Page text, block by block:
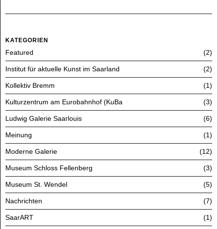
KATEGORIEN
Featured 2
Institut für aktuelle Kunst im Saarland 2
Kollektiv Bremm 1
Kulturzentrum am Eurobahnhof (KuBa 3
Ludwig Galerie Saarlouis 6
Meinung 1
Moderne Galerie 12
Museum Schloss Fellenberg 3
Museum St. Wendel 5
Nachrichten 7
SaarART 1